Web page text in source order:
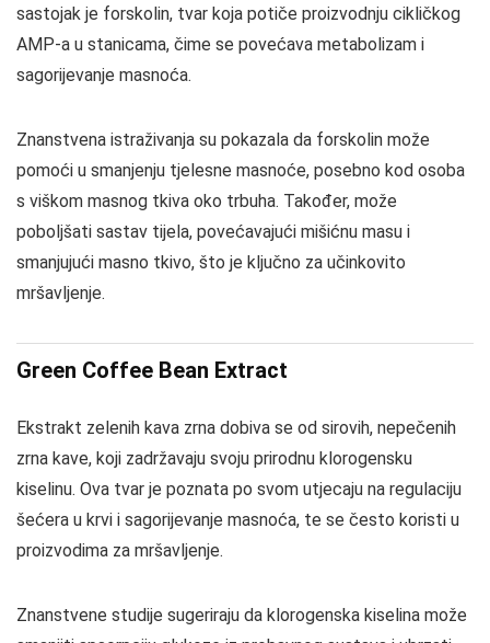
sastojak je forskolin, tvar koja potiče proizvodnju cikličkog
AMP-a u stanicama, čime se povećava metabolizam i
sagorijevanje masnoća.
Znanstvena istraživanja su pokazala da forskolin može
pomoći u smanjenju tjelesne masnoće, posebno kod osoba
s viškom masnog tkiva oko trbuha. Također, može
poboljšati sastav tijela, povećavajući mišićnu masu i
smanjujući masno tkivo, što je ključno za učinkovito
mršavljenje.
Green Coffee Bean Extract
Ekstrakt zelenih kava zrna dobiva se od sirovih, nepečenih
zrna kave, koji zadržavaju svoju prirodnu klorogensku
kiselinu. Ova tvar je poznata po svom utjecaju na regulaciju
šećera u krvi i sagorijevanje masnoća, te se često koristi u
proizvodima za mršavljenje.
Znanstvene studije sugeriraju da klorogenska kiselina može